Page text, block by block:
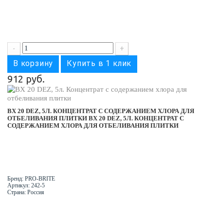
- +
В корзину Купить в 1 клик
912 руб.
BX 20 DEZ, 5Л. КОНЦЕНТРАТ С СОДЕРЖАНИЕМ ХЛОРА ДЛЯ
ОТБЕЛИВАНИЯ ПЛИТКИ BX 20 DEZ, 5Л. КОНЦЕНТРАТ С
СОДЕРЖАНИЕМ ХЛОРА ДЛЯ ОТБЕЛИВАНИЯ ПЛИТКИ
Бренд: PRO-BRITE
Артикул: 242-5
Страна: Россия